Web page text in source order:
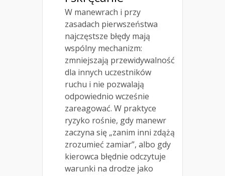
W manewrach i przy
zasadach pierwszeństwa
najczęstsze błędy mają
wspólny mechanizm:
zmniejszają przewidywalność
dla innych uczestników
ruchu i nie pozwalają
odpowiednio wcześnie
zareagować. W praktyce
ryzyko rośnie, gdy manewr
zaczyna się „zanim inni zdążą
zrozumieć zamiar”, albo gdy
kierowca błędnie odczytuje
warunki na drodze jako